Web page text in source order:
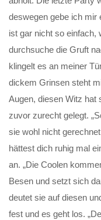
deswegen gebe ich mir
ist gar nicht so einfach,
durchsuche die Gruft
klingelt es an meiner
dickem Grinsen steht
Augen, diesen Witz hat
zuvor zurecht gelegt.
sie wohl nicht
hättest dich ruhig mal
an. „Die Coolen
Besen und setzt sich
deutet sie auf diesen
fest und es geht los.